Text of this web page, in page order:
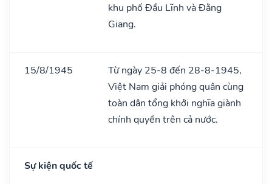
khu phố Đầu Lĩnh và Đằng
Giang.
15/8/1945
Từ ngày 25-8 đến 28-8-1945,
Việt Nam giải phóng quân cùng
toàn dân tổng khởi nghĩa giành
chính quyền trên cả nước.
Sự kiện quốc tế